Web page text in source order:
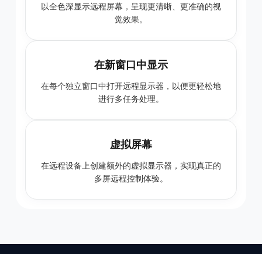
以全色深显示远程屏幕，呈现更清晰、更准确的视
觉效果。
在新窗口中显示
在每个独立窗口中打开远程显示器，以便更轻松地
进行多任务处理。
虚拟屏幕
在远程设备上创建额外的虚拟显示器，实现真正的
多屏远程控制体验。